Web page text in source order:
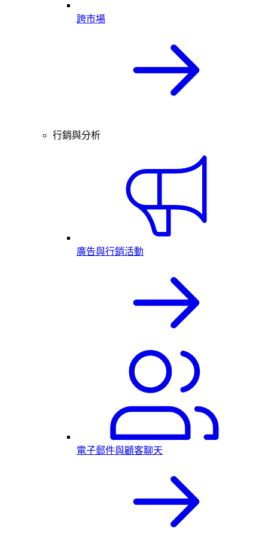
跨市場
行銷與分析
廣告與行銷活動
電子郵件與顧客聊天